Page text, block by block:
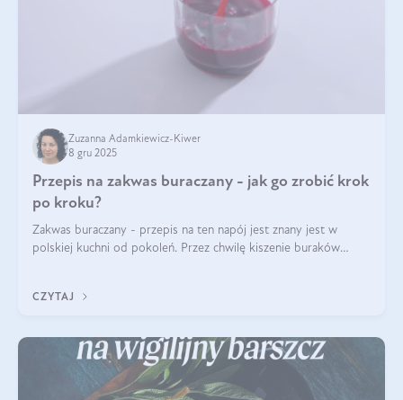
Zuzanna Adamkiewicz-Kiwer
8 gru 2025
Przepis na zakwas buraczany - jak go zrobić krok
po kroku?
Zakwas buraczany - przepis na ten napój jest znany jest w
polskiej kuchni od pokoleń. Przez chwilę kiszenie buraków
CZYTAJ